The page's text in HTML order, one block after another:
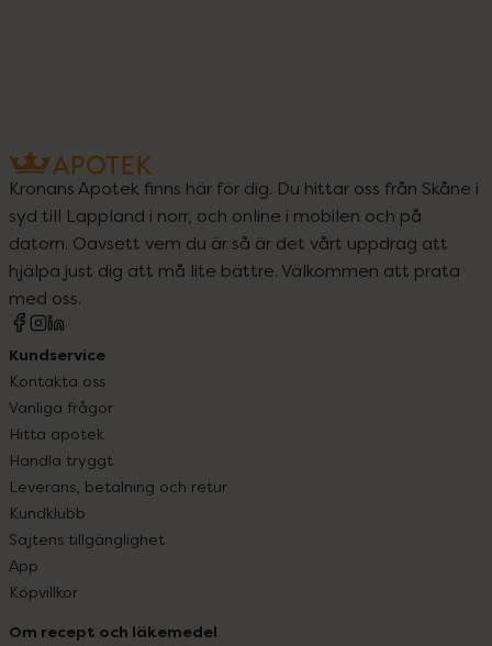
Kronans Apotek finns här för dig. Du hittar oss från Skåne i
syd till Lappland i norr, och online i mobilen och på
datorn. Oavsett vem du är så är det vårt uppdrag att
hjälpa just dig att må lite bättre. Välkommen att prata
med oss.
Kundservice
Kontakta oss
Vanliga frågor
Hitta apotek
Handla tryggt
Leverans, betalning och retur
Kundklubb
Sajtens tillgänglighet
App
Köpvillkor
Om recept och läkemedel